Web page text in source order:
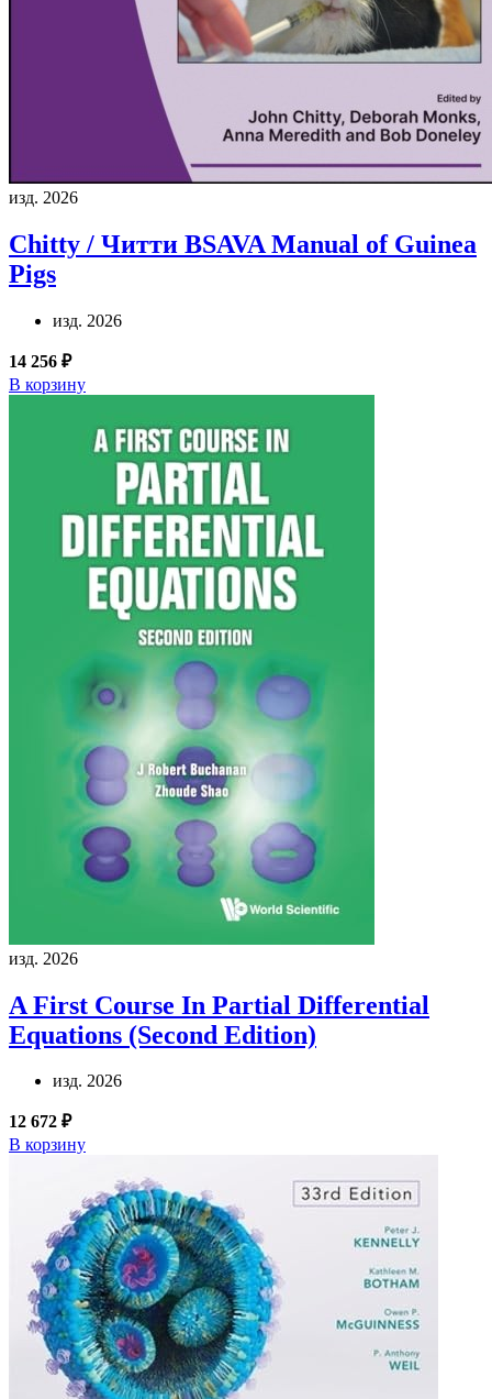
изд. 2026
Chitty / Читти BSAVA Manual of Guinea
Pigs
изд. 2026
14 256 ₽
В корзину
изд. 2026
A First Course In Partial Differential
Equations (Second Edition)
изд. 2026
12 672 ₽
В корзину